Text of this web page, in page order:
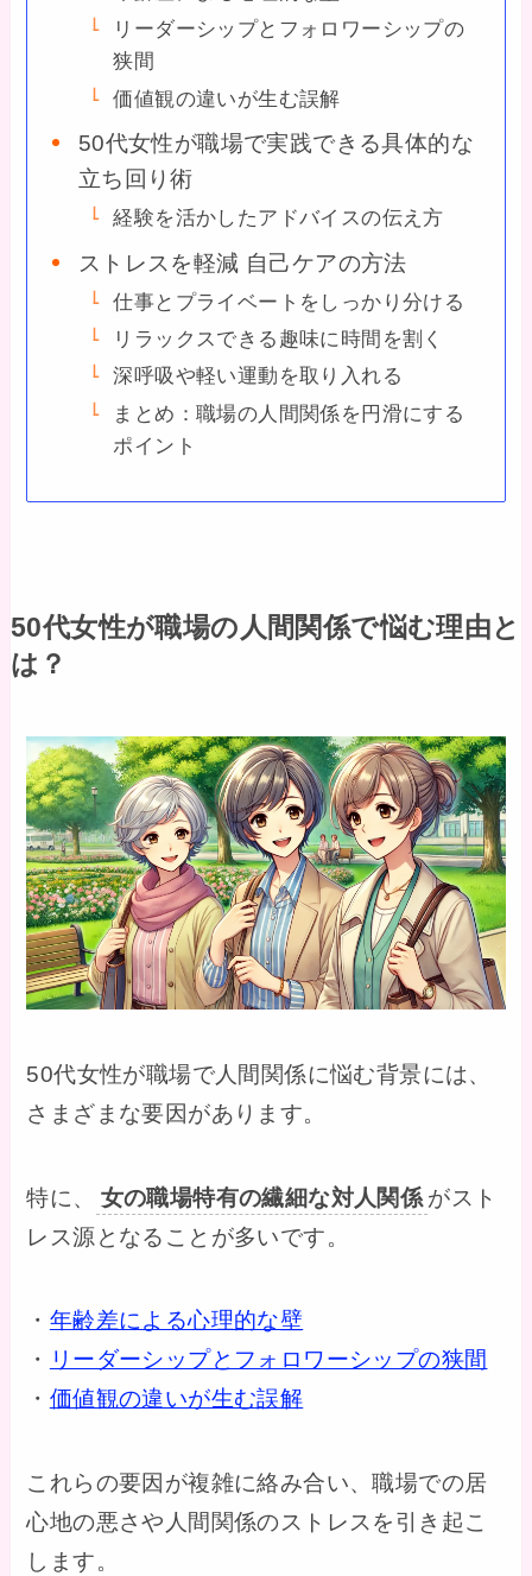
リーダーシップとフォロワーシップの
狭間
価値観の違いが生む誤解
50代女性が職場で実践できる具体的な
立ち回り術
経験を活かしたアドバイスの伝え方
ストレスを軽減 自己ケアの方法
仕事とプライベートをしっかり分ける
リラックスできる趣味に時間を割く
深呼吸や軽い運動を取り入れる
まとめ：職場の人間関係を円滑にする
ポイント
50代女性が職場の人間関係で悩む理由と
は？
50代女性が職場で人間関係に悩む背景には、
さまざまな要因があります。
特に、 女の職場特有の繊細な対人関係 がスト
レス源となることが多いです。
・ 年齢差による心理的な壁
・ リーダーシップとフォロワーシップの狭間
・ 価値観の違いが生む誤解
これらの要因が複雑に絡み合い、職場での居
心地の悪さや人間関係のストレスを引き起こ
します。